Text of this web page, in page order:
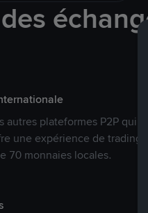
plateformes P2P qui
une expérience de trading
70 monnaies locales.